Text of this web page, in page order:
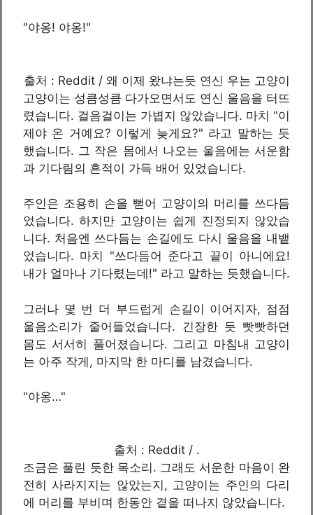
"야옹! 야옹!"
출처 : Reddit / 왜 이제 왔냐는듯 연신 우는 고양이
고양이는 성큼성큼 다가오면서도 연신 울음을 터뜨
렸습니다. 걸음걸이는 가볍지 않았습니다. 마치 "이
제야 온 거예요? 이렇게 늦게요?" 라고 말하는 듯
했습니다. 그 작은 몸에서 나오는 울음에는 서운함
과 기다림의 흔적이 가득 배어 있었습니다.
주인은 조용히 손을 뻗어 고양이의 머리를 쓰다듬
었습니다. 하지만 고양이는 쉽게 진정되지 않았습
니다. 처음엔 쓰다듬는 손길에도 다시 울음을 내뱉
었습니다. 마치 "쓰다듬어 준다고 끝이 아니에요!
내가 얼마나 기다렸는데!" 라고 말하는 듯했습니다.
그러나 몇 번 더 부드럽게 손길이 이어지자, 점점
울음소리가 줄어들었습니다. 긴장한 듯 빳빳하던
몸도 서서히 풀어졌습니다. 그리고 마침내 고양이
는 아주 작게, 마지막 한 마디를 남겼습니다.
"야옹…"
출처 : Reddit / .
조금은 풀린 듯한 목소리. 그래도 서운한 마음이 완
전히 사라지지는 않았는지, 고양이는 주인의 다리
에 머리를 부비며 한동안 곁을 떠나지 않았습니다.